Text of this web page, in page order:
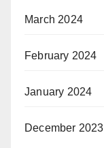
March 2024
February 2024
January 2024
December 2023